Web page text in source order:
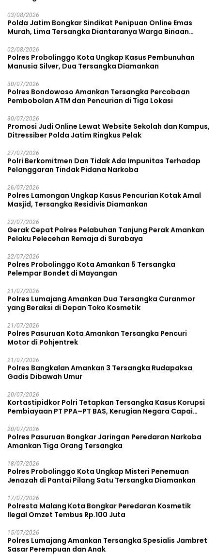
03/08/2026
Polda Jatim Bongkar Sindikat Penipuan Online Emas
Murah, Lima Tersangka Diantaranya Warga Binaan
02/08/2026
Polres Probolinggo Kota Ungkap Kasus Pembunuhan
Manusia Silver, Dua Tersangka Diamankan
30/07/2026
Polres Bondowoso Amankan Tersangka Percobaan
Pembobolan ATM dan Pencurian di Tiga Lokasi
30/07/2026
Promosi Judi Online Lewat Website Sekolah dan Kampus,
Ditressiber Polda Jatim Ringkus Pelak
27/07/2026
Polri Berkomitmen Dan Tidak Ada Impunitas Terhadap
Pelanggaran Tindak Pidana Narkoba
26/07/2026
Polres Lamongan Ungkap Kasus Pencurian Kotak Amal
Masjid, Tersangka Residivis Diamankan
22/07/2026
Gerak Cepat Polres Pelabuhan Tanjung Perak Amankan
Pelaku Pelecehan Remaja di Surabaya
22/07/2026
Polres Probolinggo Kota Amankan 5 Tersangka
Pelempar Bondet di Mayangan
21/07/2026
Polres Lumajang Amankan Dua Tersangka Curanmor
yang Beraksi di Depan Toko Kosmetik
21/07/2026
Polres Pasuruan Kota Amankan Tersangka Pencuri
Motor di Pohjentrek
21/07/2026
Polres Bangkalan Amankan 3 Tersangka Rudapaksa
Gadis Dibawah Umur
20/07/2026
Kortastipidkor Polri Tetapkan Tersangka Kasus Korupsi
Pembiayaan PT PPA–PT BAS, Kerugian Negara Capai
20/07/2026
Polres Pasuruan Bongkar Jaringan Peredaran Narkoba
Amankan Tiga Orang Tersangka
18/07/2026
Polres Probolinggo Kota Ungkap Misteri Penemuan
Jenazah di Pantai Pilang Satu Tersangka Diamankan
17/07/2026
Polresta Malang Kota Bongkar Peredaran Kosmetik
Ilegal Omzet Tembus Rp.100 Juta
15/07/2026
Polres Lumajang Amankan Tersangka Spesialis Jambret
Sasar Perempuan dan Anak